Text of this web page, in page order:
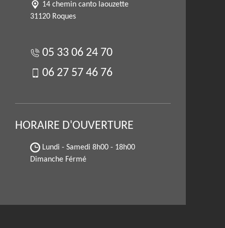
14 chemin canto laouzette
31120 Roques
05 33 06 24 70
06 27 57 46 76
HORAIRE D'OUVERTURE
Lundi - Samedi 8h00 - 18h00
Dimanche Férmé